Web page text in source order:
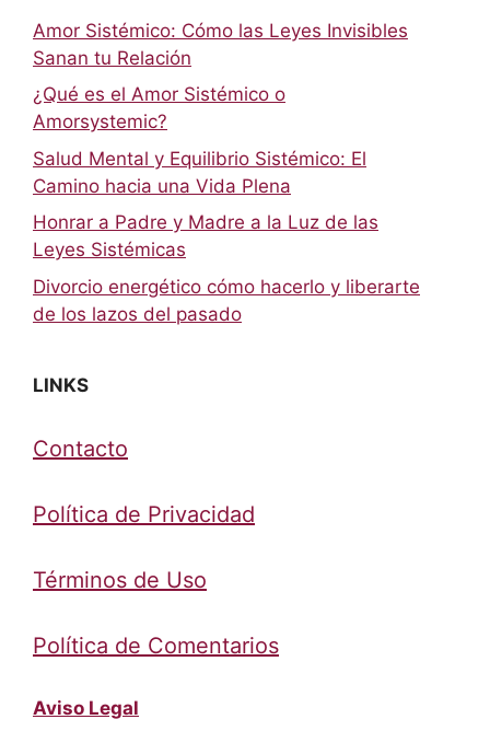
Amor Sistémico: Cómo las Leyes Invisibles
Sanan tu Relación
¿Qué es el Amor Sistémico o
Amorsystemic?
Salud Mental y Equilibrio Sistémico: El
Camino hacia una Vida Plena
Honrar a Padre y Madre a la Luz de las
Leyes Sistémicas
Divorcio energético cómo hacerlo y liberarte
de los lazos del pasado
LINKS
Contacto
Política de Privacidad
Términos de Uso
Política de Comentarios
Aviso Legal